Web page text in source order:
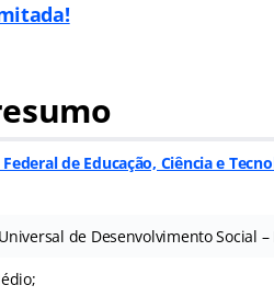
de Educação, Ciência e
de Desenvolvimento Social –